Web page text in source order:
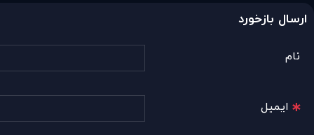
ارسال بازخورد
نام
ایمیل